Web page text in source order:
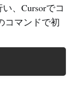
、Cursorでコ
コマンドで初